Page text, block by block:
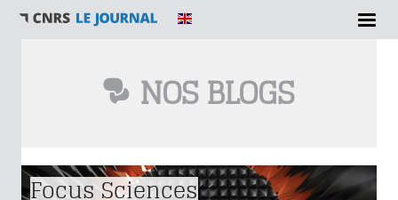
NOS BLOGS
Vous êtes ici
Focus Sciences